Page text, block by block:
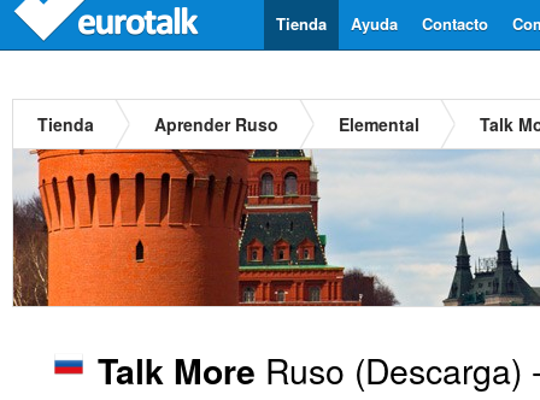
Contacto
Ayuda
Tienda
Tienda Aprender Ruso Elemental Talk
Talk More Ruso (Descarga)